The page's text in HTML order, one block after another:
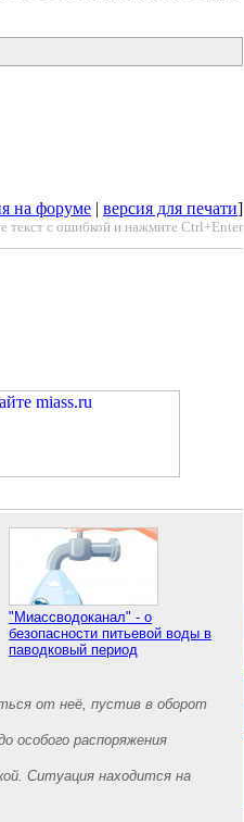
на форуме | версия для печати]
текст с ошибкой и нажмите Ctrl+Enter
"Миассводоканал" - о
безопасности питьевой воды в
паводковый период
от неё, пустив в оборот
особого распоряжения
Ситуация находится на